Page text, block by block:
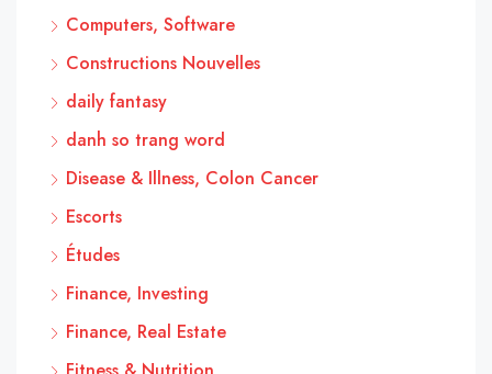
Computers, Software
Constructions Nouvelles
daily fantasy
danh so trang word
Disease & Illness, Colon Cancer
Escorts
Études
Finance, Investing
Finance, Real Estate